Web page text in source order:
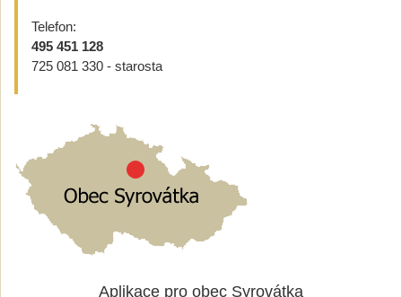
Telefon:
495 451 128
725 081 330 - starosta
Aplikace pro obec Syrovátka